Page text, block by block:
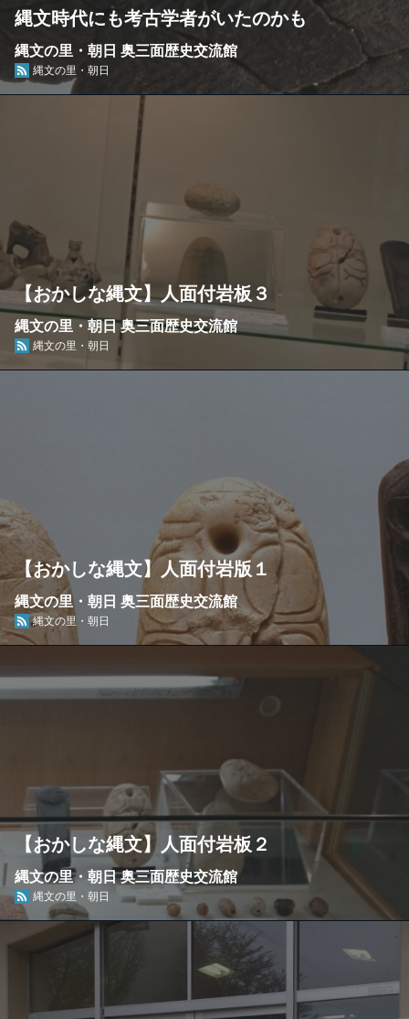
縄文時代にも考古学者がいたのかも
縄文の里・朝日 奥三面歴史交流館
縄文の里・朝日
【おかしな縄文】人面付岩板３
縄文の里・朝日 奥三面歴史交流館
縄文の里・朝日
【おかしな縄文】人面付岩版１
縄文の里・朝日 奥三面歴史交流館
縄文の里・朝日
【おかしな縄文】人面付岩板２
縄文の里・朝日 奥三面歴史交流館
縄文の里・朝日